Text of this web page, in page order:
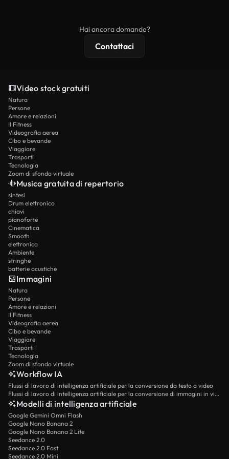
Hai ancora domande?
Contattaci
Video stock gratuiti
Natura
Persone
Amore e relazioni
Il Fitness
Videografia aerea
Cibo e bevande
Viaggiare
Trasporti
Tecnologia
Zoom di sfondo virtuale
Musica gratuita di repertorio
sintesi
Drum elettronico
chiavi
pianoforte
Cinematica
Smooth
elettronica
Ambiente
stringhe
batterie acustiche
Immagini
Natura
Persone
Amore e relazioni
Il Fitness
Videografia aerea
Cibo e bevande
Viaggiare
Trasporti
Tecnologia
Zoom di sfondo virtuale
Workflow IA
Flussi di lavoro di intelligenza artificiale per la conversione da testo a video
Flussi di lavoro di intelligenza artificiale per la conversione di immagini in video
Modelli di intelligenza artificiale
Google Gemini Omni Flash
Google Nano Banana 2
Google Nano Banana 2 Lite
Seedance 2.0
Seedance 2.0 Fast
Seedance 2.0 Mini